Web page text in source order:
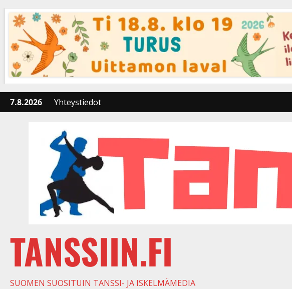
content
7.8.2026 Yhteystiedot
TANSSIIN.FI
SUOMEN SUOSITUIN TANSSI- JA ISKELMÄMEDIA